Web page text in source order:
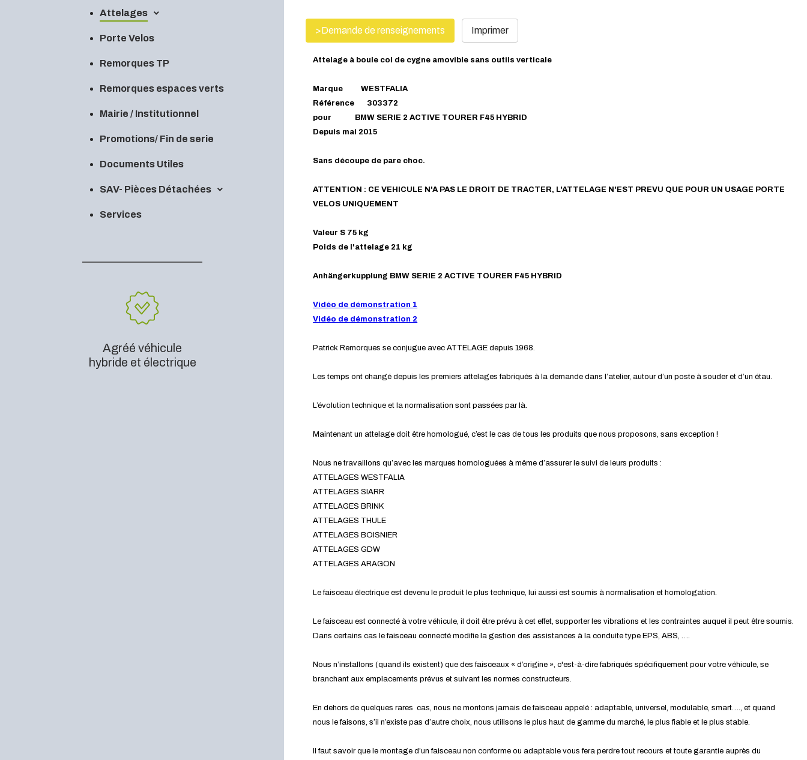
Attelages
Porte Velos
Remorques TP
Remorques espaces verts
Mairie / Institutionnel
Promotions/ Fin de serie
Documents Utiles
SAV- Pièces Détachées
Services
Agréé véhicule
hybride et électrique
>Demande de renseignements Imprimer
Attelage à boule col de cygne amovible sans outils verticale
Marque WESTFALIA
Référence 303372
pour BMW SERIE 2 ACTIVE TOURER F45 HYBRID
Depuis mai 2015
Sans découpe de pare choc.
ATTENTION : CE VEHICULE N'A PAS LE DROIT DE TRACTER, L'ATTELAGE N'EST PREVU QUE POUR UN USAGE PORTE
VELOS UNIQUEMENT
Valeur S 75 kg
Poids de l'attelage 21 kg
Anhängerkupplung BMW SERIE 2 ACTIVE TOURER F45 HYBRID
Vidéo de démonstration 1
Vidéo de démonstration 2
Patrick Remorques se conjugue avec ATTELAGE depuis 1968.
Les temps ont changé depuis les premiers attelages fabriqués à la demande dans l’atelier, autour d’un poste à souder et d’un étau.
L’évolution technique et la normalisation sont passées par là.
Maintenant un attelage doit être homologué, c’est le cas de tous les produits que nous proposons, sans exception !
Nous ne travaillons qu’avec les marques homologuées à même d’assurer le suivi de leurs produits :
ATTELAGES WESTFALIA
ATTELAGES SIARR
ATTELAGES BRINK
ATTELAGES THULE
ATTELAGES BOISNIER
ATTELAGES GDW
ATTELAGES ARAGON
Le faisceau électrique est devenu le produit le plus technique, lui aussi est soumis à normalisation et homologation.
Le faisceau est connecté à votre véhicule, il doit être prévu à cet effet, supporter les vibrations et les contraintes auquel il peut être soumis.
Dans certains cas le faisceau connecté modifie la gestion des assistances à la conduite type EPS, ABS, ….
Nous n’installons (quand ils existent) que des faisceaux « d’origine », c'est-à-dire fabriqués spécifiquement pour votre véhicule, se
branchant aux emplacements prévus et suivant les normes constructeurs.
En dehors de quelques rares cas, nous ne montons jamais de faisceau appelé : adaptable, universel, modulable, smart…., et quand
nous le faisons, s’il n’existe pas d’autre choix, nous utilisons le plus haut de gamme du marché, le plus fiable et le plus stable.
Il faut savoir que le montage d’un faisceau non conforme ou adaptable vous fera perdre tout recours et toute garantie auprès du